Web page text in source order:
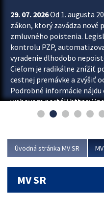
29. 07. 2026Od 1. augusta
zákon, ktorý zavádza nové
zmluvného poistenia.
kontrolu PZP,
vyradenie dlhodobo
Cieľom je radikálne znížiť
cestnej premávke a zvýšiť
Podrobné informácie
webovom portáli https://
ktorom od augusta
Úvodná stránka MV SR
MV SR